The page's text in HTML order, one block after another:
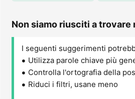
Non siamo riusciti a
I seguenti suggerimenti
Utilizza parole chiave più
Controlla l'ortografia della
Riduci i filtri, usane meno